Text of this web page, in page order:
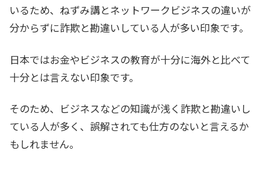
いるため、ねずみ講とネットワークビジネスの違いが
分からずに詐欺と勘違いしている人が多い印象です。
日本ではお金やビジネスの教育が十分に海外と比べて
十分とは言えない印象です。
そのため、ビジネスなどの知識が浅く詐欺と勘違いし
ている人が多く、誤解されても仕方のないと言えるか
もしれません。